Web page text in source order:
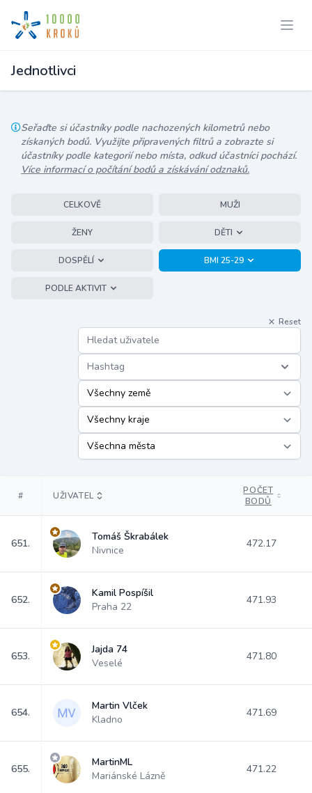
Jednotlivci
Seřaďte si účastníky podle nachozených kilometrů nebo
získaných bodů. Využijte připravených filtrů a zobrazte si
účastníky podle kategorií nebo místa, odkud účastníci pochází.
Více informací o počítání bodů a získávání odznaků.
CELKOVĚ MUŽI
ŽENY DĚTI
DOSPĚLÍ BMI 25-29
PODLE AKTIVIT
Reset
Hashtag
# UŽIVATEL
POČET
BODŮ
651.
Tomáš Škrabálek
Nivnice
472.17
652.
Kamil Pospíšil
Praha 22
471.93
653.
Jajda 74
Veselé
471.80
654.
Martin Vlček
Kladno
471.69
655.
MartinML
Mariánské Lázně
471.22